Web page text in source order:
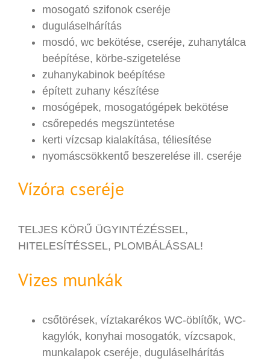
mosogató szifonok cseréje
duguláselhárítás
mosdó, wc bekötése, cseréje, zuhanytálca
beépítése, körbe-szigetelése
zuhanykabinok beépítése
épített zuhany készítése
mosógépek, mosogatógépek bekötése
csőrepedés megszüntetése
kerti vízcsap kialakítása, téliesítése
nyomáscsökkentő beszerelése ill. cseréje
Vízóra cseréje
TELJES KÖRŰ ÜGYINTÉZÉSSEL,
HITELESÍTÉSSEL, PLOMBÁLÁSSAL!
Vizes munkák
csőtörések, víztakarékos WC-öblítők, WC-
kagylók, konyhai mosogatók, vízcsapok,
munkalapok cseréje, duguláselhárítás